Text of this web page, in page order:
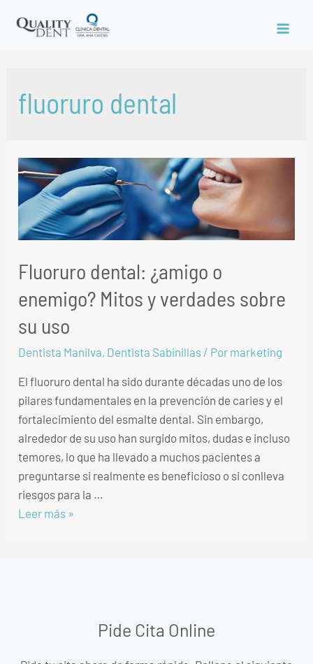
fluoruro dental
Fluoruro dental: ¿amigo o
enemigo? Mitos y verdades sobre
su uso
Dentista Manilva, Dentista Sabinillas / Por marketing
El fluoruro dental ha sido durante décadas uno de los
pilares fundamentales en la prevención de caries y el
fortalecimiento del esmalte dental. Sin embargo,
alrededor de su uso han surgido mitos, dudas e incluso
temores, lo que ha llevado a muchos pacientes a
preguntarse si realmente es beneficioso o si conlleva
riesgos para la …
Leer más »
Pide Cita Online